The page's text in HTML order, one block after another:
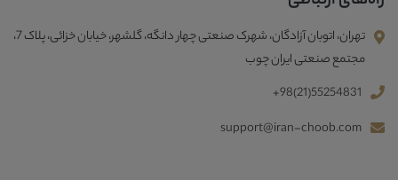
تهران، اتوبان آزادگان، شهرک صنعتی چهار دانگه، گلشهر، خیابان خزائی، پلاک 7،
مجتمع صنعتی ایران چوب
+98(21)55254831
support@iran-choob.com